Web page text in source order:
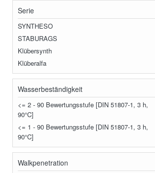
Serie
SYNTHESO
STABURAGS
Klübersynth
Klüberalfa
Wasserbeständigkeit
<= 2 - 90 Bewertungsstufe [DIN 51807-1, 3 h,
90°C]
<= 1 - 90 Bewertungsstufe [DIN 51807-1, 3 h,
90°C]
Walkpenetration